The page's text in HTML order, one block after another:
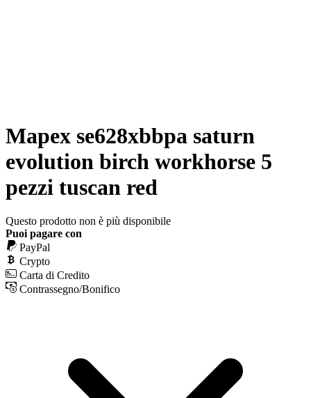
Mapex se628xbbpa saturn
evolution birch workhorse 5
pezzi tuscan red
Questo prodotto non è più disponibile
Puoi pagare con
PayPal
Crypto
Carta di Credito
Contrassegno/Bonifico